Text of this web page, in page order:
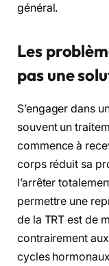
général.
Les
pas une
S’engager dans
souvent un
commence à
corps réduit sa
l’arrêter
permettre une
de la TRT est de
contrairement
cycles